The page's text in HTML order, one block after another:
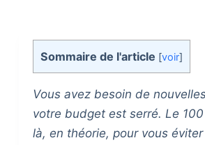
Sommaire de l'article [voir]
Vous avez besoin de
votre budget est serré. Le
là, en théorie, pour vous